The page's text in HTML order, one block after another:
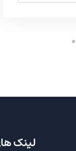
لینک